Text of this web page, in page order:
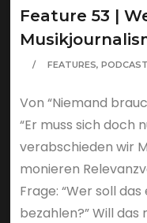
Feature 53 |
FEATURES,PODCAST
Von “Niemand
“Er muss sich doch
verabschieden wir
monieren
Frage: “Wer soll
bezahlen?” Will das